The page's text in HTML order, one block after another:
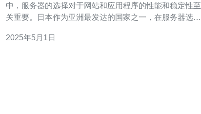
中，服务器的选择对于网站和应用程序的性能和稳定性至
关重要。日本作为亚洲最发达的国家之一，在服务器选择
以及如何进行选择。 1. 地理位置优势 日本位于亚洲的中心
2025年5月1日